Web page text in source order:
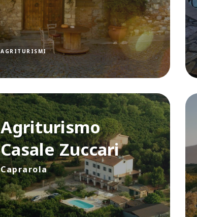
AGRITURISMI
Agriturismo
Casale Zuccari
Caprarola